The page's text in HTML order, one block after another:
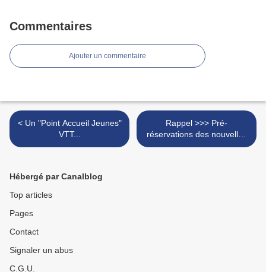
Commentaires
Ajouter un commentaire
< Un "Point Accueil Jeunes"
VTT...
Rappel >>> Pré-
réservations des nouvelles
tenues... >
Hébergé par Canalblog
Top articles
Pages
Contact
Signaler un abus
C.G.U.